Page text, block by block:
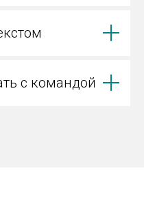
с командой